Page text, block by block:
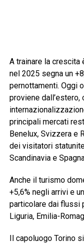
A trainare la crescita
nel 2025 segna un
pernottamenti. Oggi
proviene
principali mercati
Benelux, Svizzera e
dei visitatori
Scandinavia e
Anche il turismo
+5,6% negli arrivi e
particolare dai flussi
Liguria, Emilia-
Il capoluogo Torino